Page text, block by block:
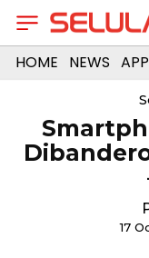
HOME NEWS
17